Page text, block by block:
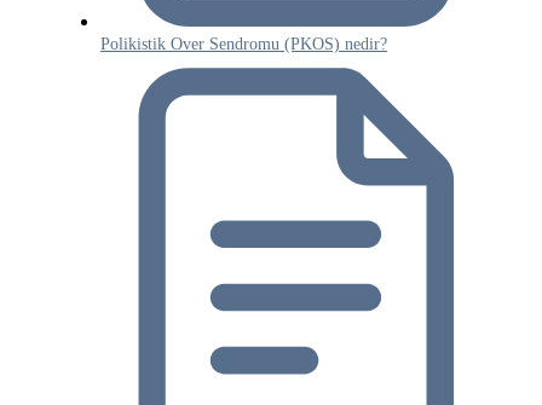
Polikistik Over Sendromu (PKOS) nedir?